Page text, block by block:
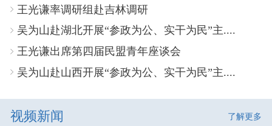
王光谦率调研组赴吉林调研
吴为山赴湖北开展“参政为公、实干为民”主....
王光谦出席第四届民盟青年座谈会
吴为山赴山西开展“参政为公、实干为民”主....
视频新闻 了解更多